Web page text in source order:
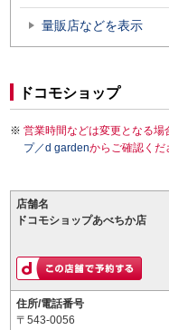
量販店などを表示
ドコモショップ
営業時間などは変更となる
プ／d gardenからご確認くだ
店舗名
ドコモショップあべちか店
住所/電話番号
〒543-0056